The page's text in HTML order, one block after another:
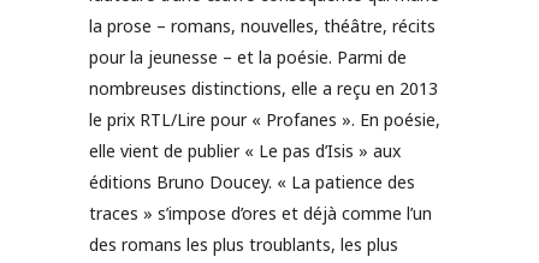
la prose – romans, nouvelles, théâtre, récits
pour la jeunesse – et la poésie. Parmi de
nombreuses distinctions, elle a reçu en 2013
le prix RTL/Lire pour « Profanes ». En poésie,
elle vient de publier « Le pas d’Isis » aux
éditions Bruno Doucey. « La patience des
traces » s’impose d’ores et déjà comme l’un
des romans les plus troublants, les plus